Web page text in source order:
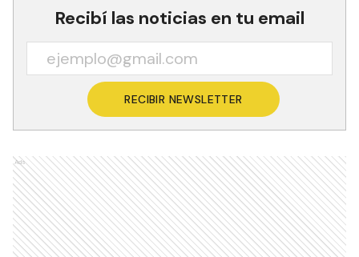
Recibí las noticias en tu email
RECIBIR NEWSLETTER
Ads